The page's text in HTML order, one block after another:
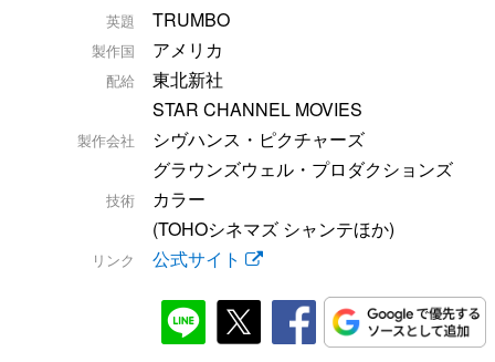
英題 TRUMBO
製作国 アメリカ
配給
東北新社
STAR CHANNEL MOVIES
製作会社
シヴハンス・ピクチャーズ
グラウンズウェル・プロダクションズ
技術
カラー
(TOHOシネマズ シャンテほか)
リンク 公式サイト